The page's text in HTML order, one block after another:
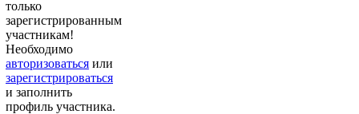
только
зарегистрированным
участникам!
Необходимо
авторизоваться или
зарегистрироваться
и заполнить
профиль участника.